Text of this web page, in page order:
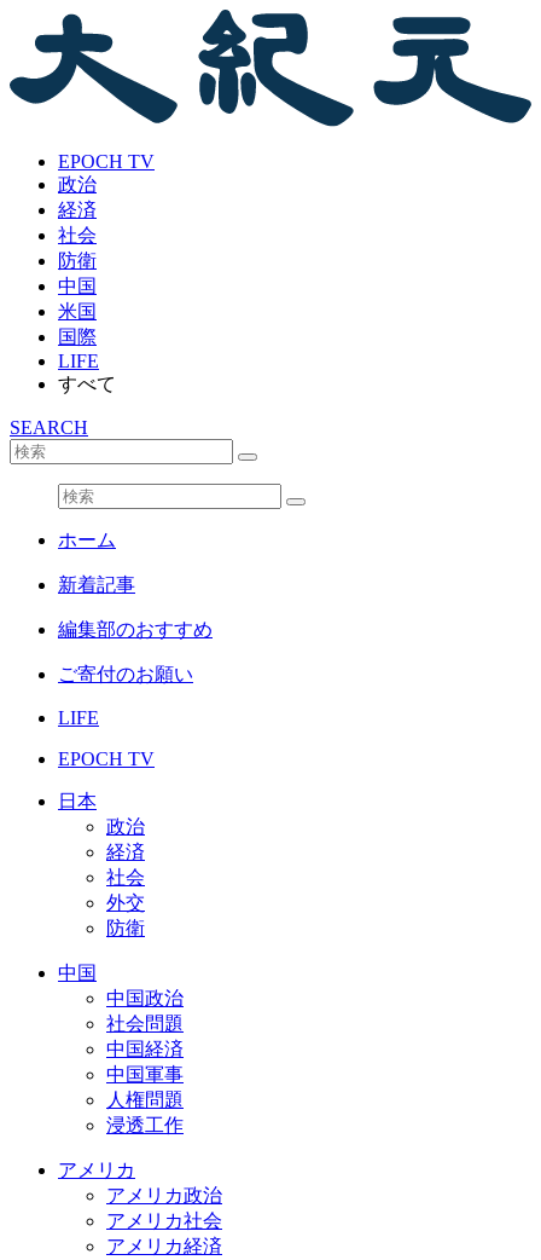
EPOCH TV
政治
経済
社会
防衛
中国
米国
国際
LIFE
すべて
SEARCH
ホーム
新着記事
編集部のおすすめ
ご寄付のお願い
LIFE
EPOCH TV
日本
政治
経済
社会
外交
防衛
中国
中国政治
社会問題
中国経済
中国軍事
人権問題
浸透工作
アメリカ
アメリカ政治
アメリカ社会
アメリカ経済